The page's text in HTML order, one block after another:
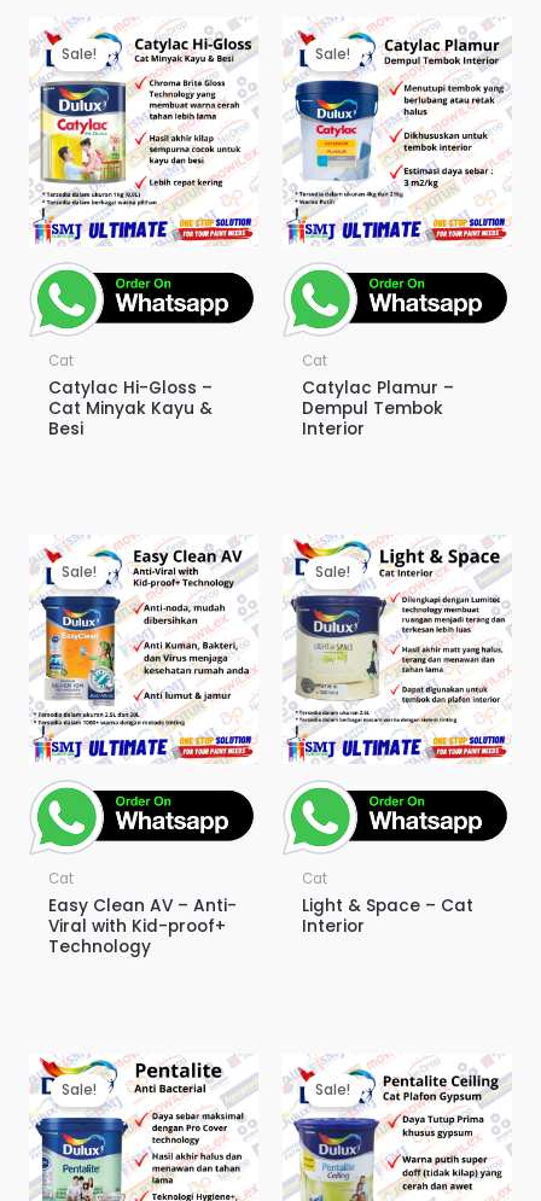
Sale!
Cat
Catylac Hi-Gloss –
Cat Minyak Kayu &
Besi
Sale!
Cat
Catylac Plamur –
Dempul Tembok
Interior
Sale!
Cat
Easy Clean AV – Anti-
Viral with Kid-proof+
Technology
Sale!
Cat
Light & Space – Cat
Interior
Sale! Sale!